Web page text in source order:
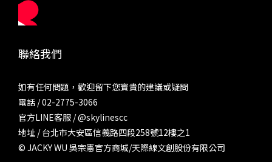
聯絡我們
如有任何問題，歡迎留下您寶貴的建議或疑問
電話 / 02-2775-3066
官方LINE客服 /@skylinescc
地址 / 台北市大安區信義路四段258號12樓之1
© JACKY WU 吳宗憲官方商城/天際線文創股份有限公司